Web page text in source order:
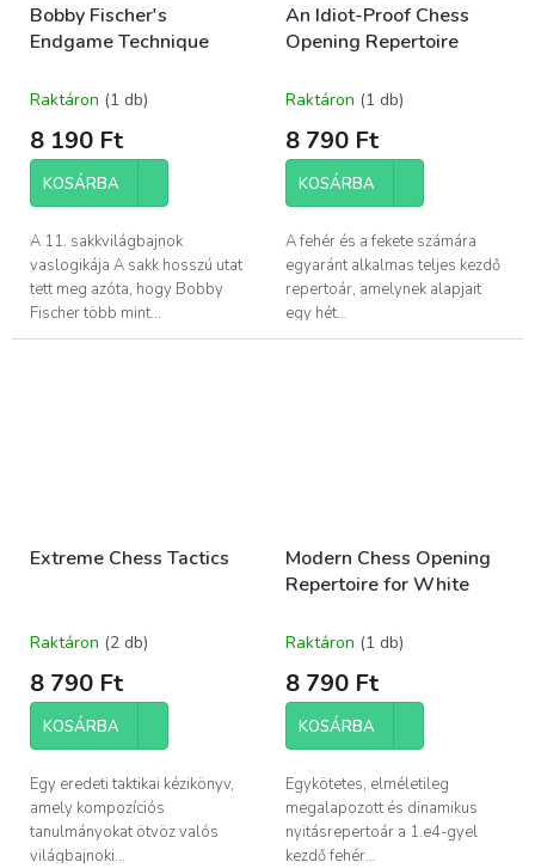
Bobby Fischer's
Endgame Technique
Raktáron (1 db)
8 190 Ft
KOSÁRBA
A 11. sakkvilágbajnok
vaslogikája A sakk hosszú utat
tett meg azóta, hogy Bobby
Fischer több mint...
An Idiot-Proof Chess
Opening Repertoire
Raktáron (1 db)
8 790 Ft
KOSÁRBA
A fehér és a fekete számára
egyaránt alkalmas teljes kezdő
repertoár, amelynek alapjait
egy hét...
Extreme Chess Tactics
Raktáron (2 db)
8 790 Ft
KOSÁRBA
Egy eredeti taktikai kézikönyv,
amely kompozíciós
tanulmányokat ötvöz valós
világbajnoki...
Modern Chess Opening
Repertoire for White
Raktáron (1 db)
8 790 Ft
KOSÁRBA
Egykötetes, elméletileg
megalapozott és dinamikus
nyitásrepertoár a 1.e4-gyel
kezdő fehér...